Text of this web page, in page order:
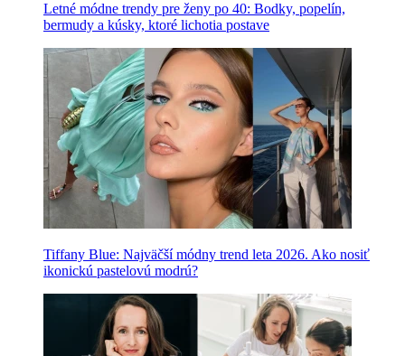
Letné módne trendy pre ženy po 40: Bodky, popelín,
bermudy a kúsky, ktoré lichotia postave
Tiffany Blue: Najväčší módny trend leta 2026. Ako nosiť
ikonickú pastelovú modrú?